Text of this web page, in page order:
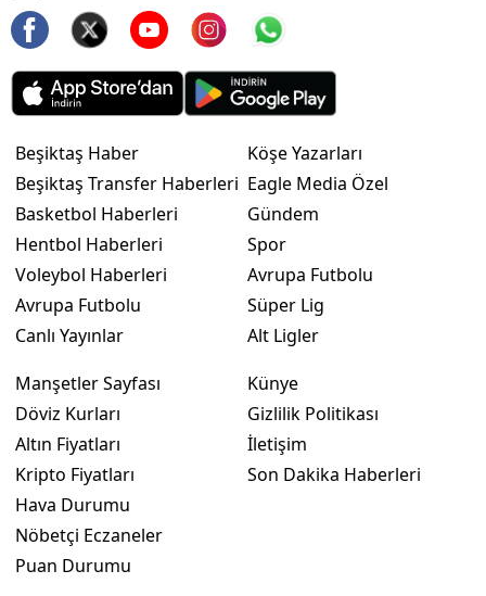
Beşiktaş Haber
Beşiktaş Transfer Haberleri
Basketbol Haberleri
Hentbol Haberleri
Voleybol Haberleri
Avrupa Futbolu
Canlı Yayınlar
Köşe Yazarları
Eagle Media Özel
Gündem
Spor
Avrupa Futbolu
Süper Lig
Alt Ligler
Manşetler Sayfası
Döviz Kurları
Altın Fiyatları
Kripto Fiyatları
Hava Durumu
Nöbetçi Eczaneler
Puan Durumu
Künye
Gizlilik Politikası
İletişim
Son Dakika Haberleri